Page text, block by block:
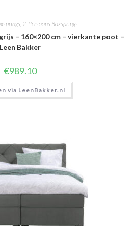
,2-Persoons Boxsprings
– 160×200 cm – vierkante poot –
Leen Bakker
€989.10
via LeenBakker.nl